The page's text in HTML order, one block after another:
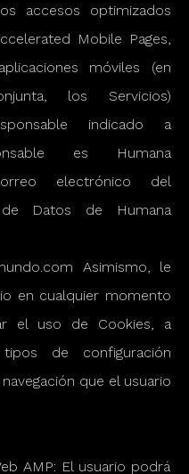
accesos optimizados
Mobile Pages,
móviles (en
los Servicios)
indicado a
es Humana
electrónico del
Datos de Humana
Asimismo, le
en cualquier momento
el uso de Cookies, a
de configuración
que el usuario
AMP: El usuario podrá